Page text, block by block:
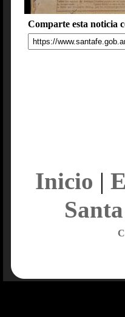
Comparte esta noticia
Inicio |